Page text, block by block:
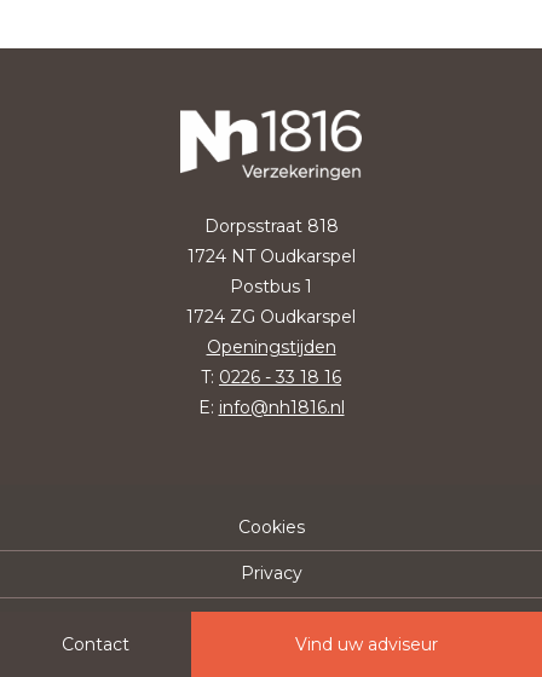
Dorpsstraat 818
1724 NT Oudkarspel
Postbus 1
1724 ZG Oudkarspel
Openingstijden
T: 0226 - 33 18 16
E: info@nh1816.nl
Cookies
Privacy
Contact Vind uw adviseur